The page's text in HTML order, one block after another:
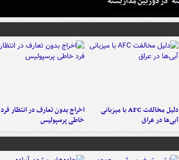
دلیل مخالفت AFC با میزبانی
آبی‌ها در عراق
اخراج بدون تعارف در انتظار فرد
خاطی پرسپولیس